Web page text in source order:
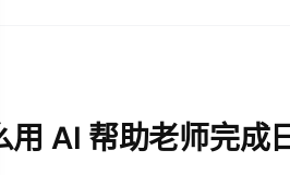
用 AI 帮助老师完成